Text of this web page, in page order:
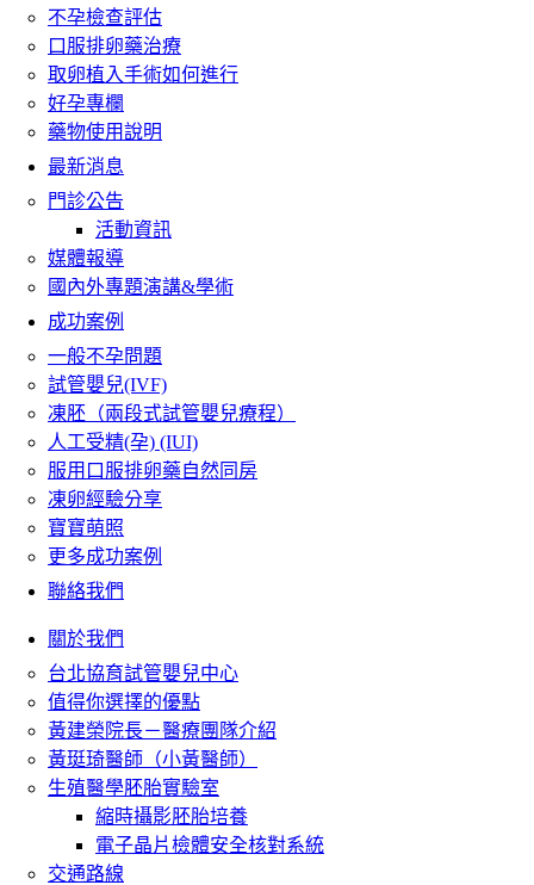
不孕檢查評估
口服排卵藥治療
取卵植入手術如何進行
好孕專欄
藥物使用說明
最新消息
門診公告
活動資訊
媒體報導
國內外專題演講&學術
成功案例
一般不孕問題
試管嬰兒(IVF)
凍胚（兩段式試管嬰兒療程）
人工受精(孕) (IUI)
服用口服排卵藥自然同房
凍卵經驗分享
寶寶萌照
更多成功案例
聯絡我們
關於我們
台北協育試管嬰兒中心
值得你選擇的優點
黃建榮院長－醫療團隊介紹
黃珽琦醫師（小黃醫師）
生殖醫學胚胎實驗室
縮時攝影胚胎培養
電子晶片檢體安全核對系統
交通路線